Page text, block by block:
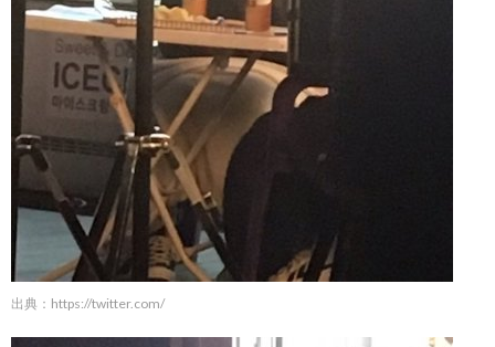
出典： https://twitter.com/